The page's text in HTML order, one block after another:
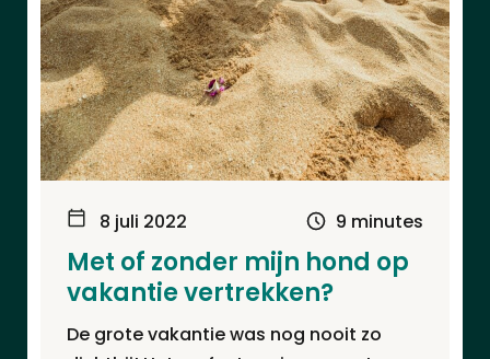
8 juli 2022 9 minutes
Met of zonder mijn hond op
vakantie vertrekken?
De grote vakantie was nog nooit zo